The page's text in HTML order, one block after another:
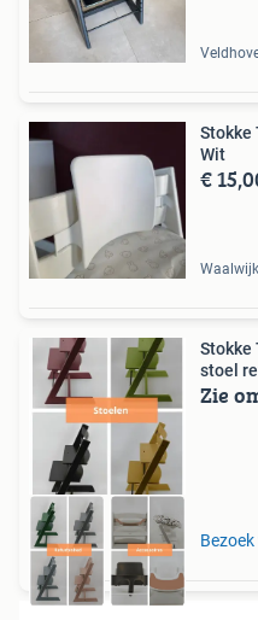
Stokke
Wit
€
Waalwijk
Stokke
stoel
Zie